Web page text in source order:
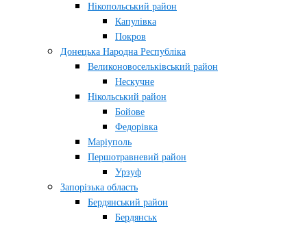
Нікопольський район
Капулівка
Покров
Донецька Народна Республіка
Великоновосельківський район
Нескучне
Нікольський район
Бойове
Федорівка
Маріуполь
Першотравневий район
Урзуф
Запорізька область
Бердянський район
Бердянськ